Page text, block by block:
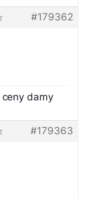
#179362
damy
#179363